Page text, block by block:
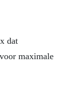
dat
maximale